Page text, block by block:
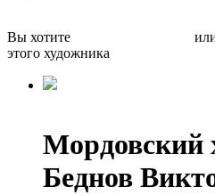
Вы хотите
этого художника
Мордовский
Беднов